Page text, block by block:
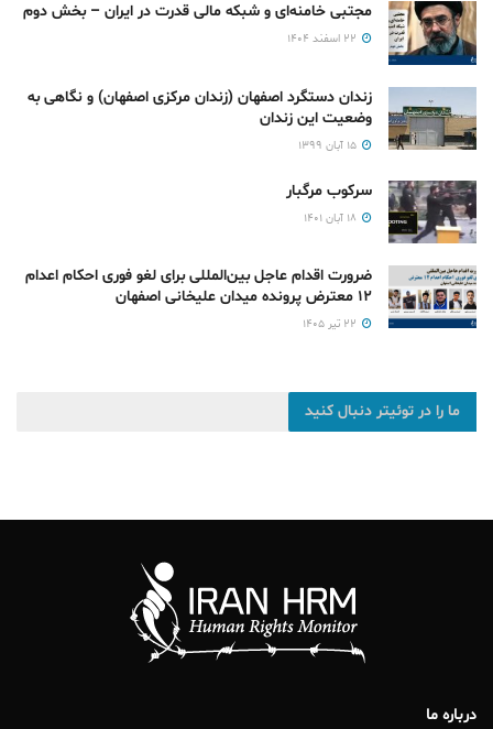
مجتبی خامنه‌ای و شبکه مالی قدرت در ایران – بخش دوم
زندان دستگرد اصفهان (زندان مرکزی اصفهان) و نگاهی به
وضعیت این زندان
سرکوب مرگبار
ضرورت اقدام عاجل بین‌المللی برای لغو فوری احکام اعدام
۱۲ معترض پرونده میدان علیخانی اصفهان
ما را در توئیتر دنبال کنید
درباره ما